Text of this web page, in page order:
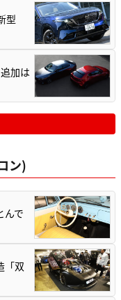
型
加は
ン)
んで
「双